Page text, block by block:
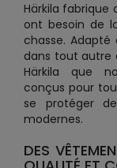
Härkila fabrique
ont besoin de
chasse.
dans tout autre
Härkila que
conçus pour
se protéger
modernes.
DES